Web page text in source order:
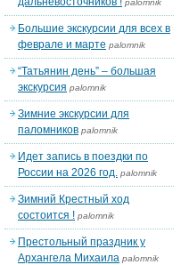
palomnik
Большие экскурсии для всех в
феврале и марте palomnik
“Татьянин день” – большая
экскурсия palomnik
Зимние экскурсии для
паломников palomnik
Идет запись в поездки по
России на 2026 год. palomnik
Зимний Крестный ход
состоится ! palomnik
Престольный праздник у
Архангела Михаила palomnik